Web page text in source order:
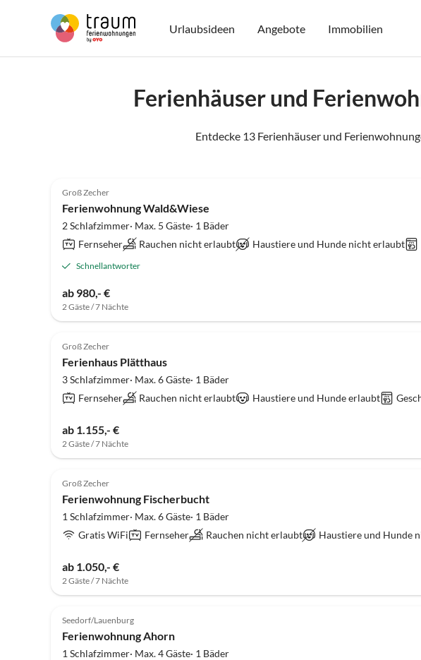
Urlaubsideen Angebote Immobilien
Ferienhäuser und
Entdecke 13 Ferienhäuser und
Groß Zecher
Ferienwohnung Wald&Wiese
2 Schlafzimmer· Max. 5 Gäste· 1 Bäder
Fernseher
Rauchen nicht erlaubt Haustiere und Hunde nicht erlaubt
Schnellantworter
ab 980,- €
2 Gäste / 7 Nächte
Groß Zecher
Ferienhaus Plätthaus
3 Schlafzimmer· Max. 6 Gäste· 1 Bäder
Fernseher
Rauchen nicht erlaubt Haustiere und Hunde erlaubt
ab 1.155,- €
2 Gäste / 7 Nächte
Groß Zecher
Ferienwohnung Fischerbucht
1 Schlafzimmer· Max. 6 Gäste· 1 Bäder
Gratis WiFi
Fernseher Rauchen nicht erlaubt Haustiere und Hunde
ab 1.050,- €
2 Gäste / 7 Nächte
Seedorf/Lauenburg
Ferienwohnung Ahorn
1 Schlafzimmer· Max. 4 Gäste· 1 Bäder